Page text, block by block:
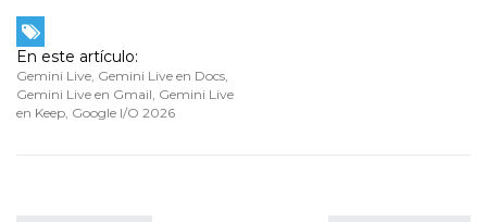
En este artículo:
Gemini Live, Gemini Live en Docs,
Gemini Live en Gmail, Gemini Live
en Keep, Google I/O 2026